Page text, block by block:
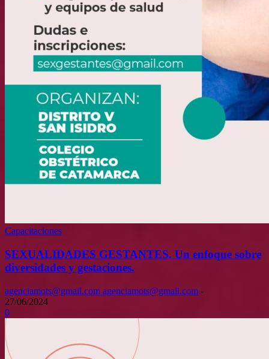
Capacitaciones
SEXUALIDADES GESTANTES. Un enfoque sobre
diversidades y gestaciones.
agenciamots@gmail.com agenciamots@gmail.com -
27/06/2024
0